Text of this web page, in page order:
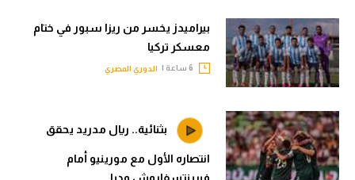
بيراميدز يخسر من ريزا سبور في ختام
معسكر تركيا
الدوري المصري
بثنائية.. ريال مدريد يحقق
انتصاره الأول مع مورينيو أمام
فيرينتسفاروش وديا